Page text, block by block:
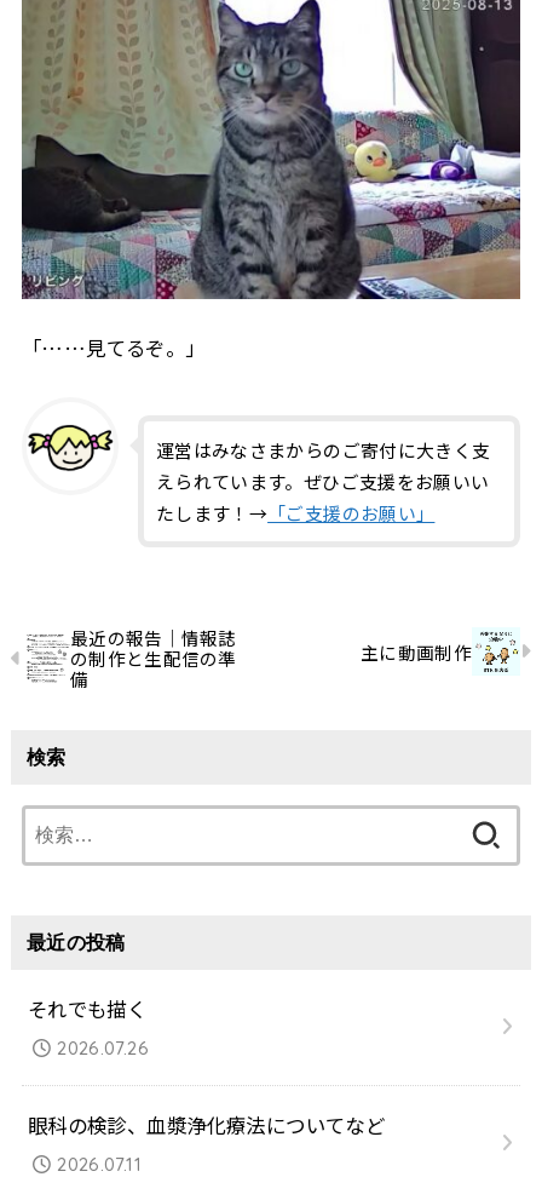
「……見てるぞ。」
運営はみなさまからのご寄付に大きく支
えられています。ぜひご支援をお願いい
たします！→ 「ご支援のお願い」
最近の報告｜情報誌
の制作と生配信の準
備
主に動画制作
検索
索:
最近の投稿
それでも描く
2026.07.26
眼科の検診、血漿浄化療法についてなど
2026.07.11